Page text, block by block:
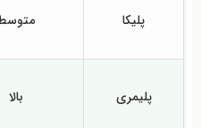
پلیکا
پلیمری بالا